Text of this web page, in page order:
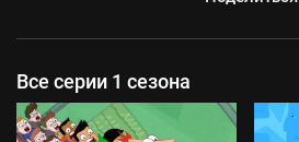
Все серии 1 сезона